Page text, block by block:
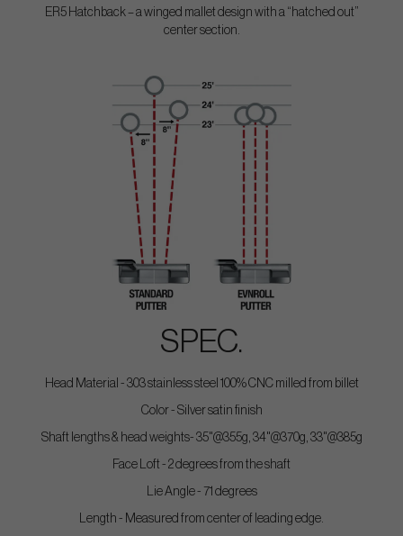
ER5 Hatchback – a winged mallet design with a “hatched out”
center section.
SPEC.
Head Material - 303 stainless steel 100% CNC milled from billet
Color - Silver satin finish
Shaft lengths & head weights- 35"@355g, 34"@370g, 33"@385g
Face Loft - 2 degrees from the shaft
Lie Angle - 71 degrees
Length - Measured from center of leading edge.